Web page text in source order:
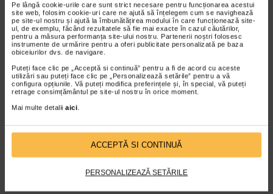
Pe lângă cookie-urile care sunt strict necesare pentru funcționarea acestui
site web, folosim cookie-uri care ne ajută să înțelegem cum se navighează
pe site-ul nostru și ajută la îmbunătățirea modului în care funcționează site-
ul, de exemplu, făcând rezultatele să fie mai exacte în cazul căutărilor,
pentru a măsura performanța site-ului nostru. Partenerii noștri folosesc
instrumente de urmărire pentru a oferi publicitate personalizată pe baza
obiceiurilor dvs. de navigare.
Puteți face clic pe „Acceptă si continuă” pentru a fi de acord cu aceste
utilizări sau puteți face clic pe „Personalizează setările” pentru a vă
configura opțiunile. Vă puteți modifica preferințele și, în special, vă puteți
retrage consimțământul pe site-ul nostru în orice moment.
Mai multe detalii aici.
ACCEPTĂ SI CONTINUĂ
PERSONALIZEAZĂ SETĂRILE
Producator: SANOFI
*Pentru pret te asteptam in cea mai apropiata farmacie Catena
ARTICOLE RECOMANDATE
Dependenta de laxative: cum se instaleaza, ce
afectiuni poate declansa si cum se combate
Articole
practica medicala, fiind indicata mai ales pe
fondul unei constipatii – acuta, tranzitorie
sau cronica –, dar se recomanda si pentru